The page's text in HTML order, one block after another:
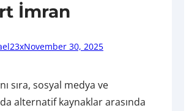
İmran
November 30, 2025
sıra, sosyal medya ve
alternatif kaynaklar arasında